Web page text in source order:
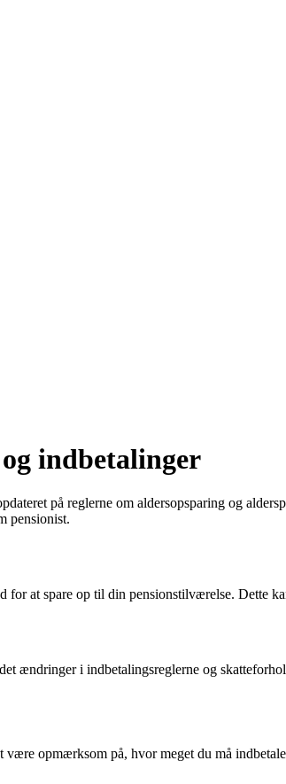
indbetalinger
på reglerne om aldersopsparing og
pensionist.
for at spare op til din pensionstilværelse. Dette
ændringer i indbetalingsreglerne og
opmærksom på, hvor meget du må